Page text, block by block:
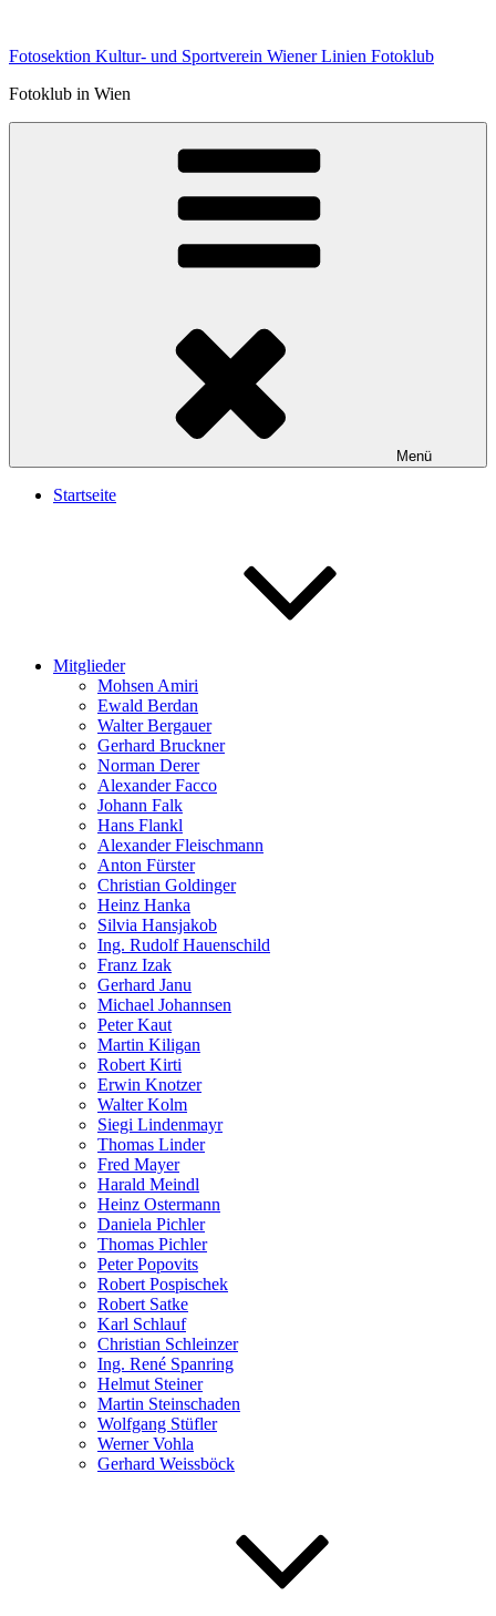
springen
Fotosektion Kultur- und Sportverein Wiener Linien Fotoklub
Fotoklub in Wien
Menü
Startseite
Mitglieder
Mohsen Amiri
Ewald Berdan
Walter Bergauer
Gerhard Bruckner
Norman Derer
Alexander Facco
Johann Falk
Hans Flankl
Alexander Fleischmann
Anton Fürster
Christian Goldinger
Heinz Hanka
Silvia Hansjakob
Ing. Rudolf Hauenschild
Franz Izak
Gerhard Janu
Michael Johannsen
Peter Kaut
Martin Kiligan
Robert Kirti
Erwin Knotzer
Walter Kolm
Siegi Lindenmayr
Thomas Linder
Fred Mayer
Harald Meindl
Heinz Ostermann
Daniela Pichler
Thomas Pichler
Peter Popovits
Robert Pospischek
Robert Satke
Karl Schlauf
Christian Schleinzer
Ing. René Spanring
Helmut Steiner
Martin Steinschaden
Wolfgang Stüfler
Werner Vohla
Gerhard Weissböck